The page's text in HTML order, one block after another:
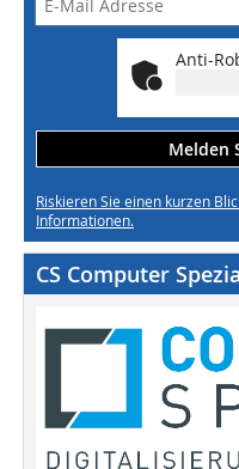
Anti-
Melden
Riskieren Sie einen kurzen
Informationen.
CS Computer